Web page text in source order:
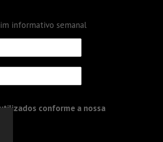
informativo semanal
conforme a nossa